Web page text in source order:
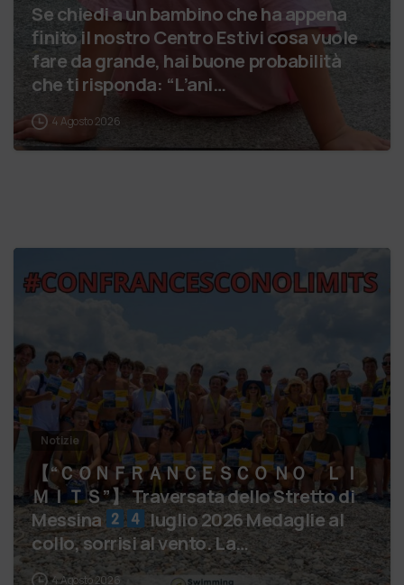
Se chiedi a un bambino che ha appena
finito il nostro Centro Estivi cosa vuole
fare da grande, hai buone probabilità
che ti risponda: “L’ani…
4 Agosto 2026
Notizie
【 “ＣＯＮＦＲＡＮＣＥＳＣＯ ＮＯ ＬＩ
ＭＩＴＳ”】 Traversata dello Stretto di
Messina
luglio 2026 Medaglie al
collo, sorrisi al vento. La…
4 Agosto 2026